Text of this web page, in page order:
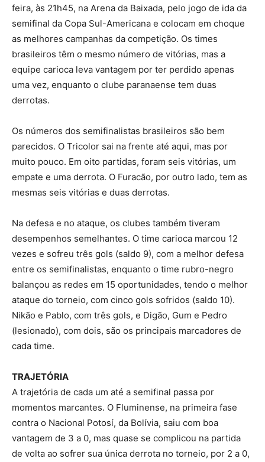
feira, às 21h45, na Arena da Baixada, pelo jogo de ida da
semifinal da Copa Sul-Americana e colocam em choque
as melhores campanhas da competição. Os times
brasileiros têm o mesmo número de vitórias, mas a
equipe carioca leva vantagem por ter perdido apenas
uma vez, enquanto o clube paranaense tem duas
derrotas.
Os números dos semifinalistas brasileiros são bem
parecidos. O Tricolor sai na frente até aqui, mas por
muito pouco. Em oito partidas, foram seis vitórias, um
empate e uma derrota. O Furacão, por outro lado, tem as
mesmas seis vitórias e duas derrotas.
Na defesa e no ataque, os clubes também tiveram
desempenhos semelhantes. O time carioca marcou 12
vezes e sofreu três gols (saldo 9), com a melhor defesa
entre os semifinalistas, enquanto o time rubro-negro
balançou as redes em 15 oportunidades, tendo o melhor
ataque do torneio, com cinco gols sofridos (saldo 10).
Nikão e Pablo, com três gols, e Digão, Gum e Pedro
(lesionado), com dois, são os principais marcadores de
cada time.
TRAJETÓRIA
A trajetória de cada um até a semifinal passa por
momentos marcantes. O Fluminense, na primeira fase
contra o Nacional Potosí, da Bolívia, saiu com boa
vantagem de 3 a 0, mas quase se complicou na partida
de volta ao sofrer sua única derrota no torneio, por 2 a 0,